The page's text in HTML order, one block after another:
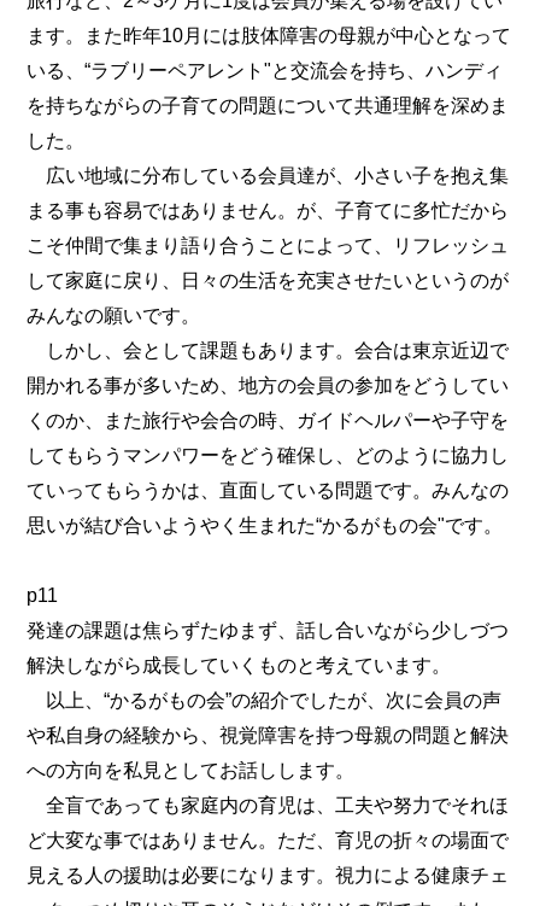
ます。また昨年10月には肢体障害の母親が中心となって
いる、“ラブリーペアレント"と交流会を持ち、ハンディ
を持ちながらの子育ての問題について共通理解を深めま
した。
広い地域に分布している会員達が、小さい子を抱え集
まる事も容易ではありません。が、子育てに多忙だから
こそ仲間で集まり語り合うことによって、リフレッシュ
して家庭に戻り、日々の生活を充実させたいというのが
みんなの願いです。
しかし、会として課題もあります。会合は東京近辺で
開かれる事が多いため、地方の会員の参加をどうしてい
くのか、また旅行や会合の時、ガイドヘルパーや子守を
してもらうマンパワーをどう確保し、どのように協力し
ていってもらうかは、直面している問題です。みんなの
思いが結び合いようやく生まれた“かるがもの会"です。
p11
発達の課題は焦らずたゆまず、話し合いながら少しづつ
解決しながら成長していくものと考えています。
以上、“かるがもの会”の紹介でしたが、次に会員の声
や私自身の経験から、視覚障害を持つ母親の問題と解決
への方向を私見としてお話しします。
全盲であっても家庭内の育児は、工夫や努力でそれほ
ど大変な事ではありません。ただ、育児の折々の場面で
見える人の援助は必要になります。視力による健康チェ